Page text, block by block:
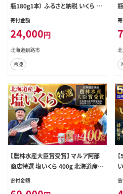
瓶180g1本） ふるさと納税 いくら F5
F-0008
寄付金額
24,000円
北海道釧路市
冷凍
【農林水産大臣賞受賞】 マルア阿部
商店特選 塩いくら 400g 北海道産
海鮮 北海道 イクラ いくら醤油漬け
寄付金額